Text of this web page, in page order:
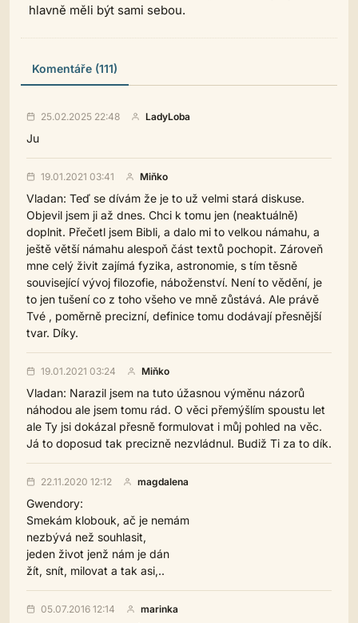
hlavně měli být sami sebou.
Komentáře (111)
25.02.2025 22:48 LadyLoba
Ju
19.01.2021 03:41 Miňko
Vladan: Teď se dívám že je to už velmi stará diskuse.
Objevil jsem ji až dnes. Chci k tomu jen (neaktuálně)
doplnit. Přečetl jsem Bibli, a dalo mi to velkou námahu, a
ještě větší námahu alespoň část textů pochopit. Zároveň
mne celý živit zajímá fyzika, astronomie, s tím těsně
související vývoj filozofie, náboženství. Není to vědění, je
to jen tušení co z toho všeho ve mně zůstává. Ale právě
Tvé , poměrně precizní, definice tomu dodávají přesnější
tvar. Díky.
19.01.2021 03:24 Miňko
Vladan: Narazil jsem na tuto úžasnou výměnu názorů
náhodou ale jsem tomu rád. O věci přemýšlím spoustu let
ale Ty jsi dokázal přesně formulovat i můj pohled na věc.
Já to doposud tak precizně nezvládnul. Budiž Ti za to dík.
22.11.2020 12:12 magdalena
Gwendory:
Smekám klobouk, ač je nemám
nezbývá než souhlasit,
jeden život jenž nám je dán
žít, snít, milovat a tak asi,..
05.07.2016 12:14 marinka